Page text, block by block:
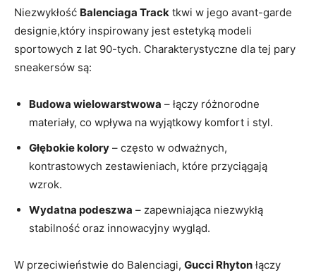
Niezwykłość Balenciaga Track tkwi w jego avant-garde
designie,który inspirowany jest estetyką modeli
sportowych z lat 90-tych. Charakterystyczne dla tej pary
sneakersów są:
Budowa wielowarstwowa – łączy różnorodne
materiały, co wpływa na wyjątkowy komfort i styl.
Głębokie kolory – często w odważnych,
kontrastowych zestawieniach, które przyciągają
wzrok.
Wydatna podeszwa – zapewniająca niezwykłą
stabilność oraz innowacyjny wygląd.
W przeciwieństwie do Balenciagi, Gucci Rhyton łączy